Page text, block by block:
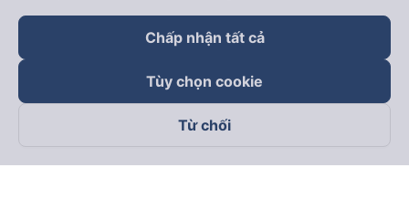
keyboard_arrow_down
Về chúng tôi
keyboard_arrow_down
Trở thành đối tác
Chấp nhận tất cả
Tùy chọn cookie
Từ chối